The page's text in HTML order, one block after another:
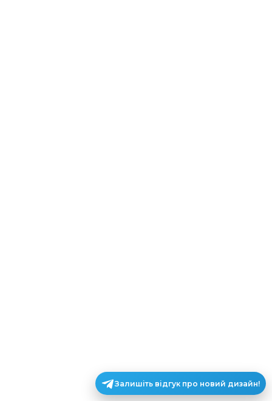
Залишіть відгук про новий дизайн!